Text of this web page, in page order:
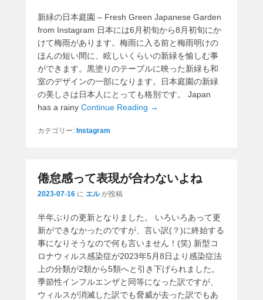
新緑の日本庭園 – Fresh Green Japanese Garden
from Instagram 日本には6月初旬から8月初旬にか
けて梅雨があります。梅雨に入る前と梅雨明けの
ほんの短い間に、眩しいくらいの新緑を愉しむ事
ができます。黒塗りのテーブルに映った新緑も和
室のデザインの一部になります。日本庭園の新緑
の美しさは日本人にとっても格別です。 Japan
has a rainy Continue Reading →
カテゴリー: Instagram
倦怠感って表現が合わないよね
2023-07-16 に エル が投稿
半年ぶりの更新となりました。 いろいろあって更
新ができなかったのですが、言い訳(？)に終始する
事になりそうなので何も言いません！(笑) 新型コ
ロナウィルス感染症が2023年5月8日より感染症法
上の分類が2類から5類へと引き下げられました。
季節性インフルエンザと同等になった訳ですが、
ウィルスが消滅した訳でも脅威が去った訳でもあ